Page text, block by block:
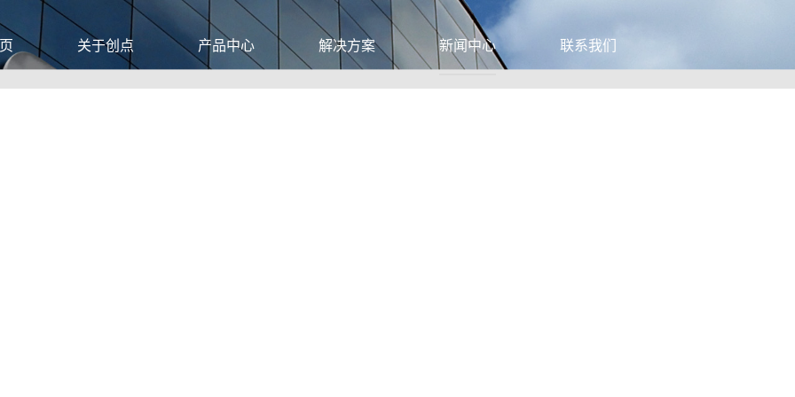
关于创点 产品中心 解决方案 新闻中心 联系我们